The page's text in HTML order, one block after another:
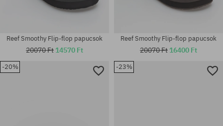
Reef Smoothy Flip-flop papucsok
20070 Ft 14570 Ft
Reef Smoothy Flip-flop papucsok
20070 Ft 16400 Ft
-20% -23%